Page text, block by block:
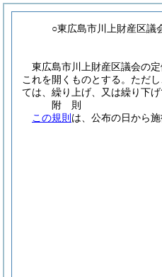
○東広島市川上財産区議
東広島市川上財産区議会の
これを開くものとする。 ただ
ては、繰り上げ、又は繰り下げ
附 則
この規則 は、公布の日から施